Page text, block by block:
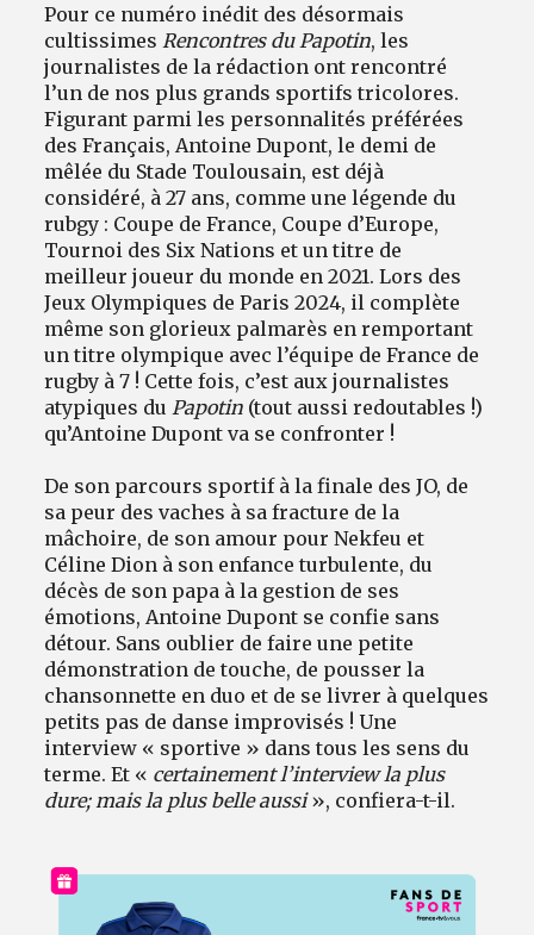
Pour ce numéro inédit des désormais
cultissimes Rencontres du Papotin, les
journalistes de la rédaction ont rencontré
l’un de nos plus grands sportifs tricolores.
Figurant parmi les personnalités préférées
des Français, Antoine Dupont, le demi de
mêlée du Stade Toulousain, est déjà
considéré, à 27 ans, comme une légende du
rubgy : Coupe de France, Coupe d’Europe,
Tournoi des Six Nations et un titre de
meilleur joueur du monde en 2021. Lors des
Jeux Olympiques de Paris 2024, il complète
même son glorieux palmarès en remportant
un titre olympique avec l’équipe de France de
rugby à 7 ! Cette fois, c’est aux journalistes
atypiques du Papotin (tout aussi redoutables !)
qu’Antoine Dupont va se confronter !
De son parcours sportif à la finale des JO, de
sa peur des vaches à sa fracture de la
mâchoire, de son amour pour Nekfeu et
Céline Dion à son enfance turbulente, du
décès de son papa à la gestion de ses
émotions, Antoine Dupont se confie sans
détour. Sans oublier de faire une petite
démonstration de touche, de pousser la
chansonnette en duo et de se livrer à quelques
petits pas de danse improvisés ! Une
interview « sportive » dans tous les sens du
terme. Et « certainement l’interview la plus
dure; mais la plus belle aussi», confiera-t-il.